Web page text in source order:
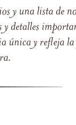
y una lista de
detalles
y refleja la